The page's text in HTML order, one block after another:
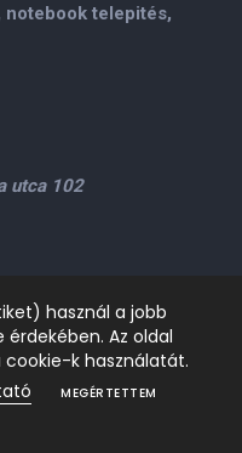
telepités,
utca 102
Váci út 9-15
+36209906363
használ a jobb
Az oldal
k használatát.
MEGÉRTETTEM